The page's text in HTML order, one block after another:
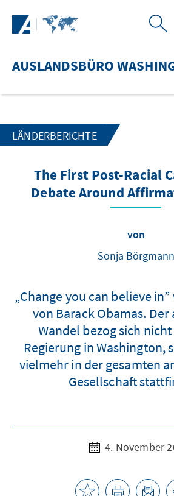
AUSLANDSBÜRO
LÄNDERBERICHTE
The First Post-Racial
Debate Around
von
Sonja Börgmann
„Change you can believe
von Barack Obamas.
Wandel bezog sich
Regierung in Washington,
vielmehr in der gesamten
Gesellschaft
4. November